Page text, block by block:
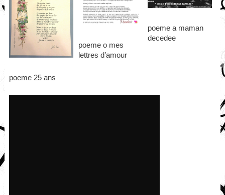
poeme 25 ans
poeme o mes
lettres d’amour
poeme a maman
decedee